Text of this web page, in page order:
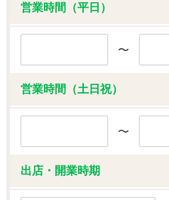
営業時間（平日）
〜
営業時間（土日祝）
〜
出店・開業時期